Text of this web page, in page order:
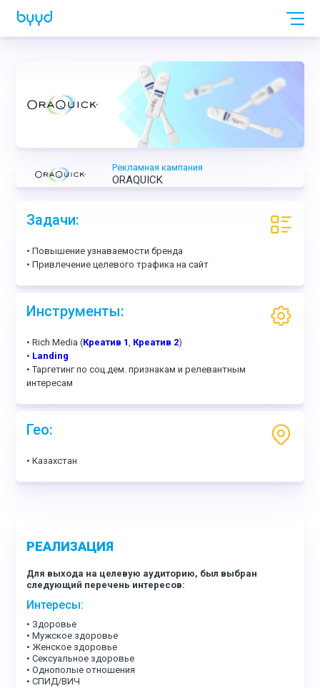
Рекламная кампания
ORAQUICK
Задачи:
• Повышение узнаваемости бренда
• Привлечение целевого трафика на сайт
Инструменты:
• Rich Media (Креатив 1 Креатив 2)
• Landing
• Таргетинг по соц.дем. признакам и релевантным
интересам
Гео:
• Казахстан
РЕАЛИЗАЦИЯ
Для выхода на целевую аудиторию, был выбран
следующий перечень интересов:
Интересы:
• Здоровье
• Мужское здоровье
• Женское здоровье
• Сексуальное здоровье
• Однополые отношения
• СПИД/ВИЧ